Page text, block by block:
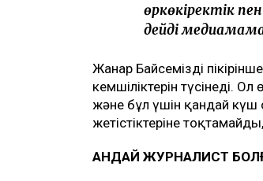
өркөкіректік
дейді
Жанар Байсеміздің
кемшіліктерін түсінеді.
және бұл үшін қандай күш
жетістіктеріне
ҚАНДАЙ ЖУРНАЛИСТ